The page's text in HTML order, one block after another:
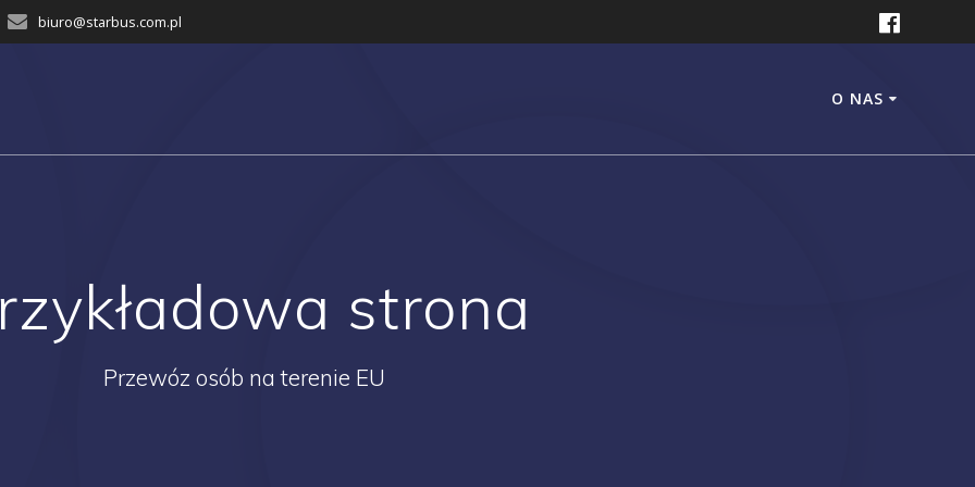
biuro@starbus.com.pl
O NAS
strona
Przewóz osób na terenie EU